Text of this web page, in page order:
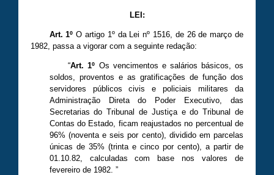
LEI:
Art. 1ºO artigo 1º da Lei nº 1516, de 26 de março de
1982, passa a vigorar com a seguinte redação:
“Art. 1º Os vencimentos e salários básicos, os
soldos, proventos e as gratificações de função dos
servidores públicos civis e policiais militares da
Administração Direta do Poder Executivo, das
Secretarias do Tribunal de Justiça e do Tribunal de
Contas do Estado, ficam reajustados no percentual de
96% (noventa e seis por cento), dividido em parcelas
únicas de 35% (trinta e cinco por cento), a partir de
01.10.82, calculadas com base nos valores de
fevereiro de 1982. ”